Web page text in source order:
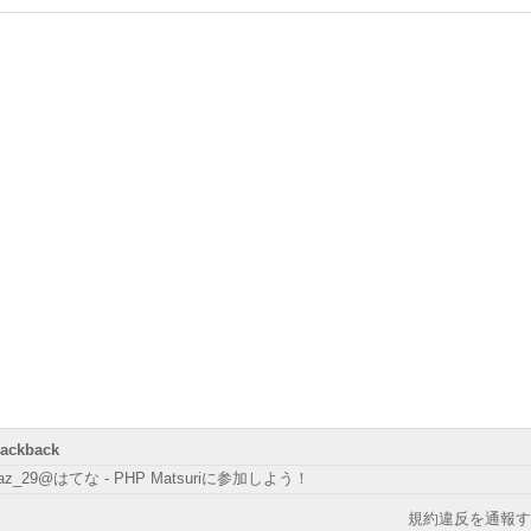
はてな - PHP Matsuriに参加しよう！
規約違反を通報